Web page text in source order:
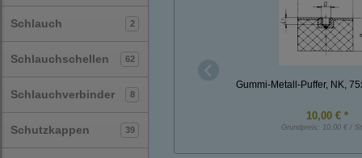
Schlauch 2
Schlauchschellen 62
Schlauchverbinder 8
Schutzkappen 39
Gummi-Metall-Puffer, NK,
10,00 € *
Grundpreis: 10,00 € /